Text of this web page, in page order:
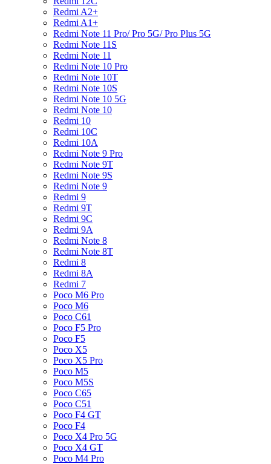
Redmi A2+
Redmi A1+
Redmi Note 11 Pro/ Pro 5G/ Pro Plus 5G
Redmi Note 11S
Redmi Note 11
Redmi Note 10 Pro
Redmi Note 10T
Redmi Note 10S
Redmi Note 10 5G
Redmi Note 10
Redmi 10
Redmi 10C
Redmi 10A
Redmi Note 9 Pro
Redmi Note 9T
Redmi Note 9S
Redmi Note 9
Redmi 9
Redmi 9T
Redmi 9C
Redmi 9A
Redmi Note 8
Redmi Note 8T
Redmi 8
Redmi 8A
Redmi 7
Poco M6 Pro
Poco M6
Poco C61
Poco F5 Pro
Poco F5
Poco X5
Poco X5 Pro
Poco M5
Poco M5S
Poco C65
Poco C51
Poco F4 GT
Poco F4
Poco X4 Pro 5G
Poco X4 GT
Poco M4 Pro